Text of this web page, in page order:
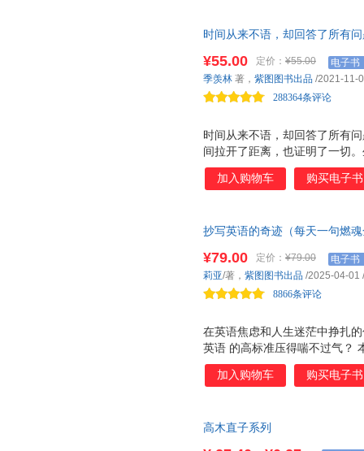
太一样。所以不能跟风，不能
会皮肤松弛等。 ★ 白胖胖、黄
的减肥方法，别人瘦了，你没
时间从来不语，却回答了所有
礼物！与大师共语，品味人生
人民日报倡导的生活态度！顺
己ZUI大的尊重。
时间从来不语，却回答了所有
间拉开了距离，也证明了一切
往无前，坎坷时柳暗花明，重
对待时间，时间就会给你什么
的事情无非是方向明确，脚步
精选季羡林1933-2006年创作的
的流逝，人生的意义，平和的
¥55.00 定价： ¥55.00 电子书
288364条评论
季羡林 著， 紫图图书出品 /2021-11-
加入购物车 购买电子书
抄写英语的奇迹（每天一句燃
知名up主”FREE高考英语“英语
在英语焦虑和人生迷茫中挣扎
英语 的高标准压得喘不过气？
生，却通过抄写英语，华丽转
经历证明：英语不仅能学好，
进行 赠送高颜值抄写卡，随时
¥79.00 定价： ¥79.00 电子书
8866条评论
莉亚/著， 紫图图书出品 /2025-04-01 /
加入购物车 购买电子书
高木直子系列